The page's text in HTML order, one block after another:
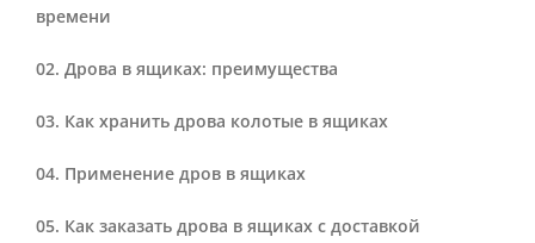
времени
Дрова в ящиках: преимущества
Как хранить дрова колотые в ящиках
Применение дров в ящиках
Как заказать дрова в ящиках с доставкой